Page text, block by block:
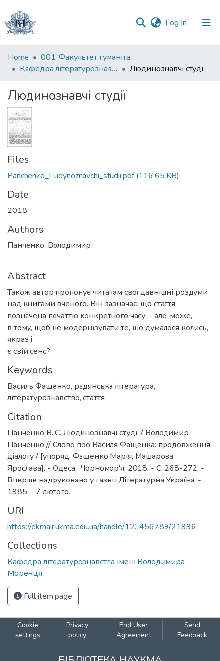
Log In (current)
Communities
&
All of DSpace
Statistics
Home
001. Факультет гуманітарних наук
Кафедра літературознавства імені Володимира Моренця
Людинознавчі студії
Людинознавчі студії
Files
Panchenko_Liudynoznavchi_studii.pdf(116.65 KB)
Date
2018
Authors
Панченко, Володимир
Abstract
Також автор пропонує читачам свої давнішні роздуми
над книгами вченого. Він зазначає, що стаття
позначена печаттю конкретного часу, - але, може,
в тому, щоб не модернізувати те, що думалося колись,
якраз і
є свій сенс?
Keywords
Василь Фащенко, радянська література,
літературознавство, стаття
Citation
Панченко В. Є. Людинознавчі студії / Володимир
Панченко // Слово про Василя Фащенка: продовження
діалогу / [упоряд. Фащенко Марія, Машарова
Ярослава]. - Одеса : Чорномор'я, 2018. - С. 268-272. -
Вперше надруковано у газеті Літературна Україна. -
1985. - 7 лютого.
URI
https://ekmair.ukma.edu.ua/handle/123456789/21996
Collections
Кафедра літературознавства імені Володимира
Моренця
Full item page
Cookie
settings
Privacy
policy
End User
Agreement
Send
Feedback